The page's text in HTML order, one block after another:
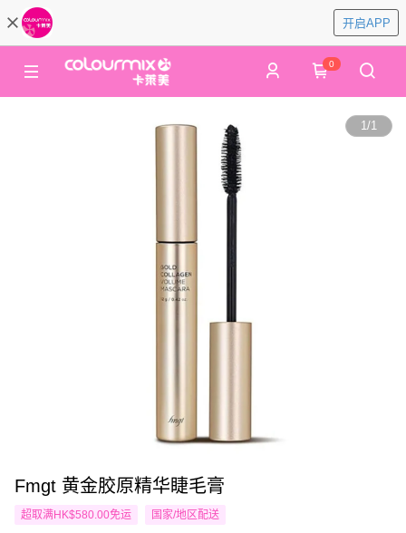
开启APP
0
1/1
Fmgt 黄金胶原精华睫毛膏
超取满HK$580.00免运 国家/地区配送